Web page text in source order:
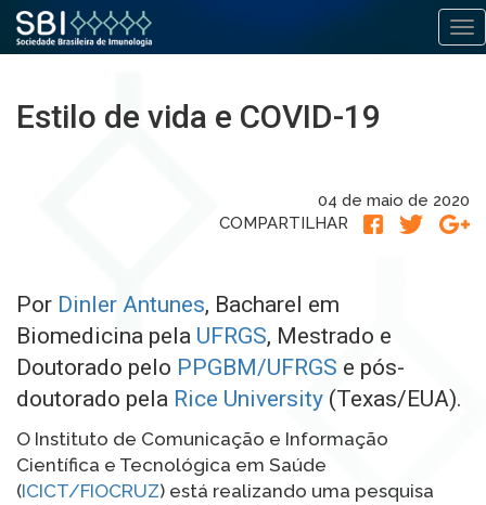
o
Estilo de vida e COVID-19
04 de maio de 2020
COMPARTILHAR
Por Dinler Antunes, Bacharel em
Biomedicina pela UFRGS, Mestrado e
Doutorado pelo PPGBM/UFRGS e pós-
doutorado pela Rice University (Texas/EUA).
O Instituto de Comunicação e Informação
Científica e Tecnológica em Saúde
(ICICT/FIOCRUZ) está realizando uma pesquisa